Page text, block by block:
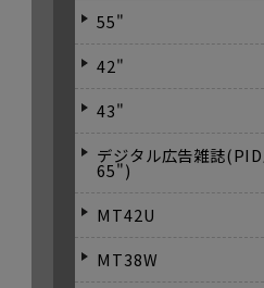
55"
42"
43"
デジタル広告雑誌
65")
MT42U
MT38W